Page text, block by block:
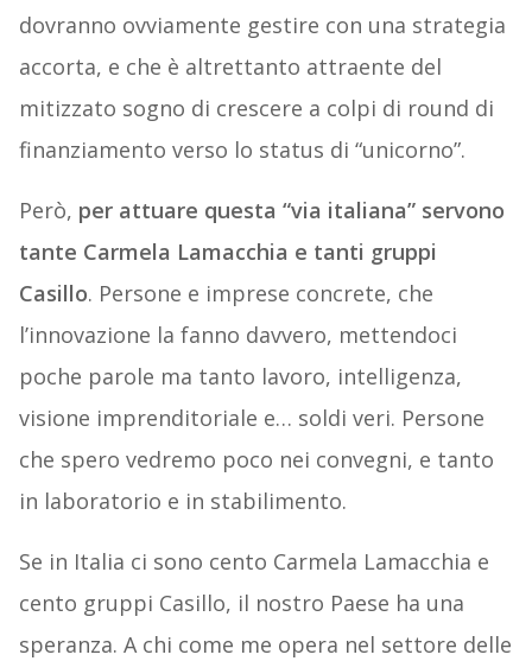
dovranno ovviamente gestire con una strategia
accorta, e che è altrettanto attraente del
mitizzato sogno di crescere a colpi di round di
finanziamento verso lo status di “unicorno”.
Però, per attuare questa “via italiana” servono
tante Carmela Lamacchia e tanti gruppi
Casillo. Persone e imprese concrete, che
l’innovazione la fanno davvero, mettendoci
poche parole ma tanto lavoro, intelligenza,
visione imprenditoriale e… soldi veri. Persone
che spero vedremo poco nei convegni, e tanto
in laboratorio e in stabilimento.
Se in Italia ci sono cento Carmela Lamacchia e
cento gruppi Casillo, il nostro Paese ha una
speranza. A chi come me opera nel settore delle